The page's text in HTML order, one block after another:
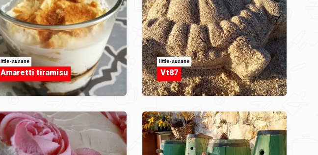
little-susane
Amaretti tiramisu
little-susane
Vt87